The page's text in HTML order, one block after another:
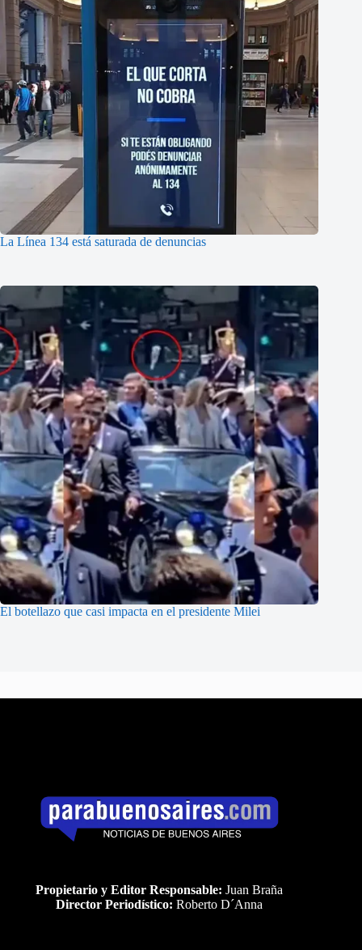
La Línea 134 está saturada de denuncias
El botellazo que casi impacta en el presidente Milei
Propietario y Editor Responsable: Juan Braña
Director Periodístico: Roberto D´Anna